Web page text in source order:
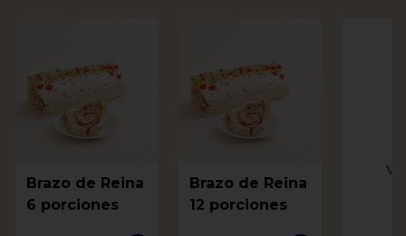
Brazo de Reina
6 porciones
Brazo de Reina
12 porciones